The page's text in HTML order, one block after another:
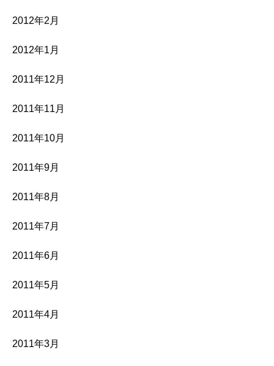
2012年2月
2012年1月
2011年12月
2011年11月
2011年10月
2011年9月
2011年8月
2011年7月
2011年6月
2011年5月
2011年4月
2011年3月